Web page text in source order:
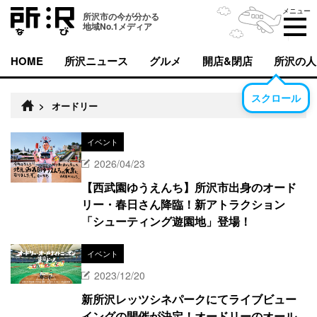
所沢市の今が分かる
地域No.1メディア
メニュー
HOME 所沢ニュース グルメ 開店&閉店 所沢の人
スクロール
> オードリー
イベント
2026/04/23
【西武園ゆうえんち】所沢市出身のオード
リー・春日さん降臨！新アトラクション
「シューティング遊園地」登場！
イベント
2023/12/20
新所沢レッツシネパークにてライブビュー